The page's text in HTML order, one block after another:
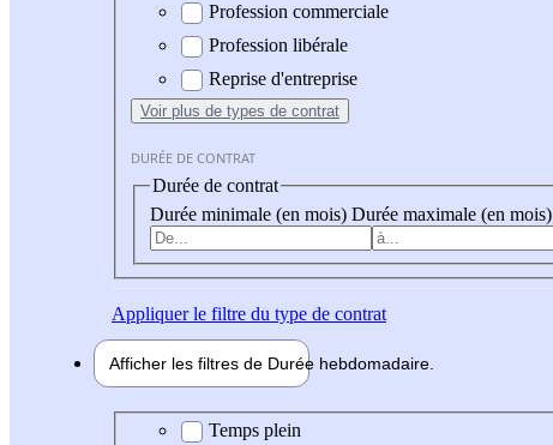
Profession commerciale
Profession libérale
Reprise d'entreprise
Voir plus de types de contrat
DURÉE DE CONTRAT
Durée de contrat
Durée minimale (en mois) Durée maximale (en mois)
Appliquerle filtre du type de contrat
Afficher les filtres de Durée hebdomadaire
Durée hebdomadaire
Temps plein